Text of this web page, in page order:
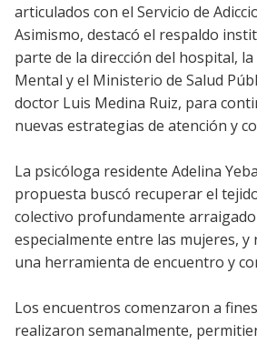
articulados con el Servicio de
Asimismo, destacó el respaldo
parte de la dirección del hospital, la
Mental y el Ministerio de Salud
doctor Luis Medina Ruiz, para
nuevas estrategias de atención y
La psicóloga residente Adelina
propuesta buscó recuperar el
colectivo profundamente
especialmente entre las mujeres,
una herramienta de encuentro y
Los encuentros comenzaron a
realizaron semanalmente,